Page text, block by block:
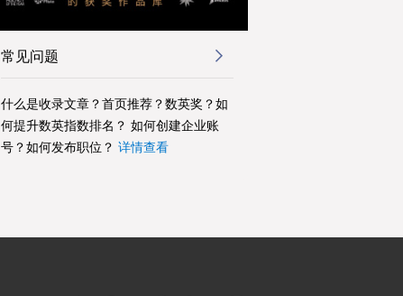
常见问题
什么是收录文章？首页推荐？数英奖？如
何提升数英指数排名？ 如何创建企业账
号？如何发布职位？ 详情查看